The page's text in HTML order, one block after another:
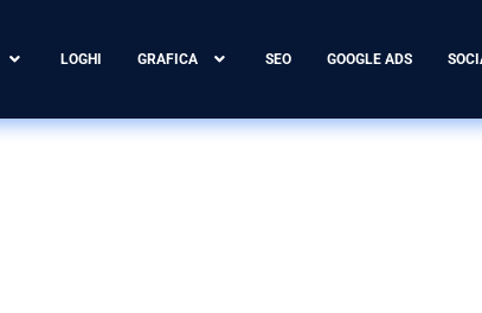
LOGHI GRAFICA SEO GOOGLE ADS